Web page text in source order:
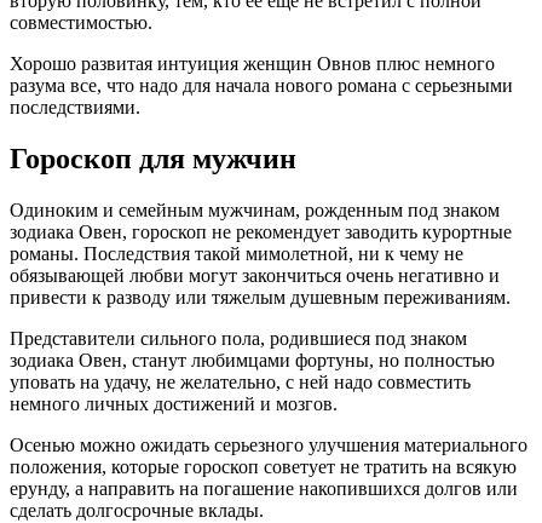
совместимостью.
Хорошо развитая интуиция женщин Овнов плюс немного
разума все, что надо для начала нового романа с серьезными
последствиями.
Гороскоп для мужчин
Одиноким и семейным мужчинам, рожденным под знаком
зодиака Овен, гороскоп не рекомендует заводить курортные
романы. Последствия такой мимолетной, ни к чему не
обязывающей любви могут закончиться очень негативно и
привести к разводу или тяжелым душевным переживаниям.
Представители сильного пола, родившиеся под знаком
зодиака Овен, станут любимцами фортуны, но полностью
уповать на удачу, не желательно, с ней надо совместить
немного личных достижений и мозгов.
Осенью можно ожидать серьезного улучшения материального
положения, которые гороскоп советует не тратить на всякую
ерунду, а направить на погашение накопившихся долгов или
сделать долгосрочные вклады.